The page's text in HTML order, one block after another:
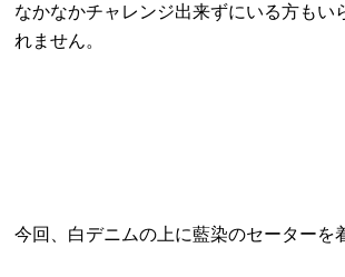
なかなかチャレンジ出来ずにいる方もい
れません。
今回、白デニムの上に藍染のセーターを